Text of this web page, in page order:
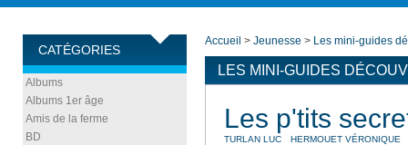
CATÉGORIES
Albums
Albums 1er âge
Amis de la ferme
BD
Accueil > Jeunesse > Les mini-guides
LES MINI-GUIDES
Les p'tits
TURLAN LUC HERMOUET VÉRONIQUE